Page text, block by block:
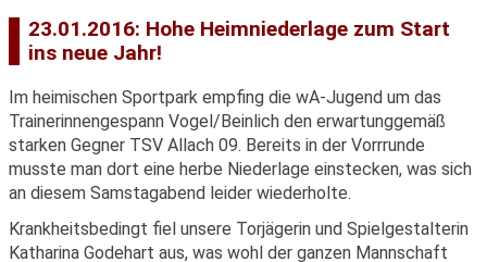
23.01.2016: Hohe Heimniederlage zum Start
ins neue Jahr!
Im heimischen Sportpark empfing die wA-Jugend um das
Trainerinnengespann Vogel/Beinlich den erwartunggemäß
starken Gegner TSV Allach 09. Bereits in der Vorrrunde
musste man dort eine herbe Niederlage einstecken, was sich
an diesem Samstagabend leider wiederholte.
Krankheitsbedingt fiel unsere Torjägerin und Spielgestalterin
Katharina Godehart aus, was wohl der ganzen Mannschaft